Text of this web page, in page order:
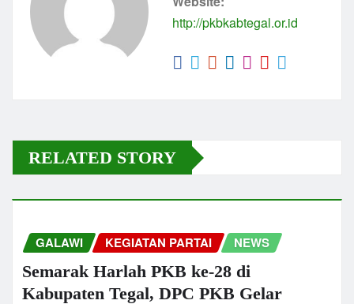
o
k
p k
http://pkbkabtegal.or.id
RELATED STORY
GALAWI KEGIATAN PARTAI NEWS
Semarak Harlah PKB ke-28 di
Kabupaten Tegal, DPC PKB Gelar